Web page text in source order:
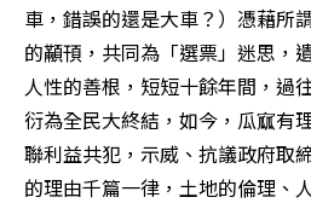
車，錯誤的還是大車？）憑藉所
的顢頇，共同為「選票」迷思，
人性的善根，短短十餘年間，過
衍為全民大終結，如今，瓜寙有
聯利益共犯，示威、抗議政府取
的理由千篇一律，土地的倫理、